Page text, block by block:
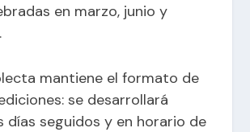
en marzo, junio y
mantiene el formato de
se desarrollará
días seguidos y en horario de